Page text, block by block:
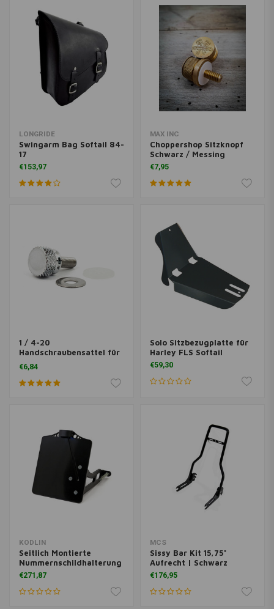
LONGRIDE
Swingarm Bag Softail 84-
17
€153,97
MAX INC
Choppershop Sitzknopf
Schwarz / Messing
€7,95
1 / 4-20
Handschraubensattel für
Harley Davidson
€6,84
Solo Sitzbezugplatte für
Harley FLS Softail
€59,30
KODLIN
Seitlich Montierte
Nummernschildhalterung
€271,87
MCS
Sissy Bar Kit 15,75"
Aufrecht | Schwarz
€176,95